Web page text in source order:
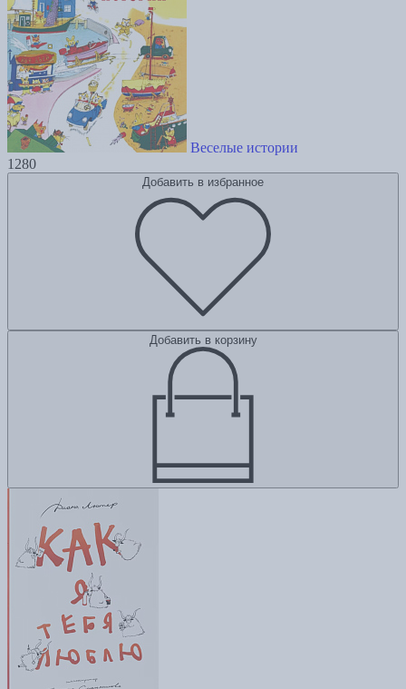
Веселые истории
1280
Добавить в избранное
Добавить в корзину